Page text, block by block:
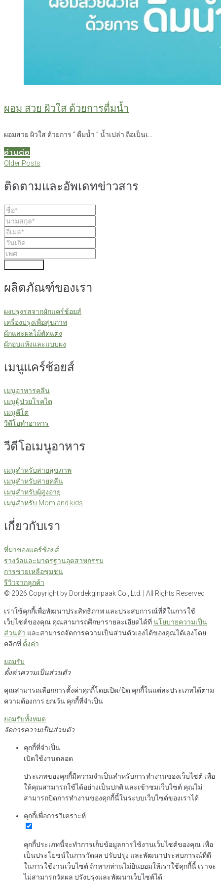
ผอม สวย ผิวใส ด้วยการดื่มน้ำ
ผอมสวย ผิวใส ด้วยการ “ ดื่มน้ำ ” น้ำเปล่า ถือเป็นเ...
อ่านต่อ
แนะแนว
เรื่อง
Older
Older Posts
ติดตามและอัพเดทข่าวสาร
ผลิตภัณฑ์ของเรา
ผงปรุงรสจากผักแคร์ช้อยส์
เครื่องปรุงเพื่อสุขภาพ
ผักและผลไม้ตัดแต่ง
ผักอบแห้งและแบบผง
เมนูแคร์ช้อยส์
เมนูอาหารคลีน
เมนูผู้ป่วยโรคไต
เมนูคีโต
วีดีโอทำอาหาร
วีดีโอเมนูอาหาร
เมนูสำหรับสายสุขภาพ
เมนูสำหรับสายคลีน
เมนูสำหรับผู้สูงอายุ
เมนูสำหรับ Mom and kids
เกี่ยวกับเรา
ที่มาของแคร์ช้อยส์
รางวัลและมาตรฐานอุตสาหกรรม
การช่วยเหลือชุมชน
รีวิวจากลูกค้า
© 2026 Copyright by Dordekginpaak Co., Ltd. | All Rights Reserved
เราใช้คุกกี้เพื่อพัฒนาประสิทธิภาพ และประสบการณ์ที่ดีในการใช้
เว็บไซต์ของคุณ คุณสามารถศึกษารายละเอียดได้ที่นโยบายความเป็น
ส่วนตัว และสามารถจัดการความเป็นส่วนตัวเองได้ของคุณได้เองโดย
คลิกที่ ตั้งค่า
ยอมรับ
ตั้งค่าความเป็นส่วนตัว
คุณสามารถเลือกการตั้งค่าคุกกี้โดยเปิด/ปิด คุกกี้ในแต่ละประเภทได้ตาม
ความต้องการ ยกเว้น คุกกี้ที่จำเป็น
ยอมรับทั้งหมด
จัดการความเป็นส่วนตัว
คุกกี้ที่จำเป็น
เปิดใช้งานตลอด
ประเภทของคุกกี้มีความจำเป็นสำหรับการทำงานของเว็บไซต์ เพื่อ
ให้คุณสามารถใช้ได้อย่างเป็นปกติ และเข้าชมเว็บไซต์ คุณไม่
สามารถปิดการทำงานของคุกกี้นี้ในระบบเว็บไซต์ของเราได้
คุกกี้เพื่อการวิเคราะห์
คุกกี้ประเภทนี้จะทำการเก็บข้อมูลการใช้งานเว็บไซต์ของคุณ เพื่อ
เป็นประโยชน์ในการวัดผล ปรับปรุง และพัฒนาประสบการณ์ที่ดี
ในการใช้งานเว็บไซต์ ถ้าหากท่านไม่ยินยอมให้เราใช้คุกกี้นี้ เราจะ
ไม่สามารถวัดผล ปรังปรุงและพัฒนาเว็บไซต์ได้